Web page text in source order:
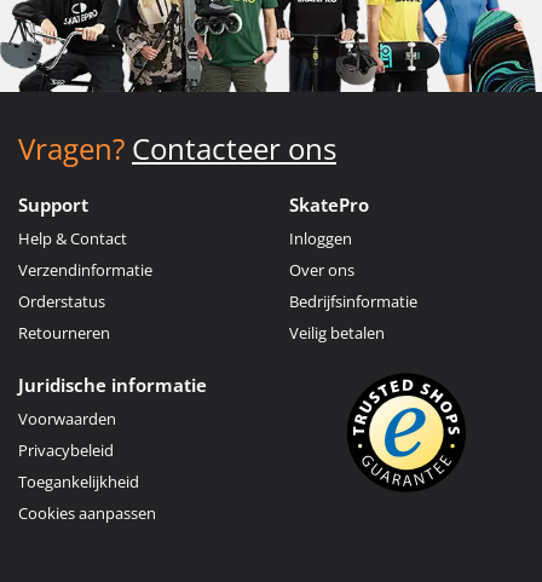
Vragen? Contacteer ons
Support
Help & Contact
Verzendinformatie
Orderstatus
Retourneren
SkatePro
Inloggen
Over ons
Bedrijfsinformatie
Veilig betalen
Juridische informatie
Voorwaarden
Privacybeleid
Toegankelijkheid
Cookies aanpassen